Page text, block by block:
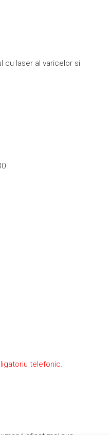
cu laser al varicelor si
telefonic.